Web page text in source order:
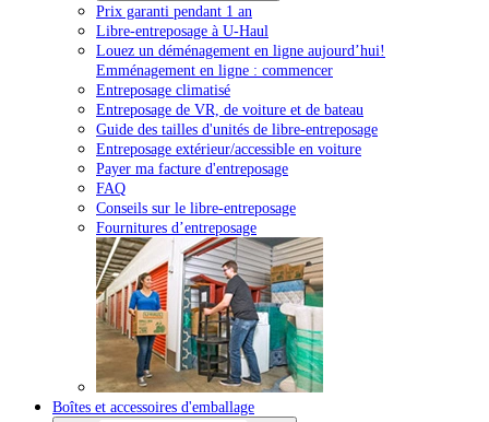
Prix garanti pendant 1 an
Libre-entreposage à U-Haul
Louez un déménagement en ligne aujourd’hui!
Emménagement en ligne : commencer
Entreposage climatisé
Entreposage de VR, de voiture et de bateau
Guide des tailles d'unités de libre-entreposage
Entreposage extérieur/accessible en voiture
Payer ma facture d'entreposage
FAQ
Conseils sur le libre-entreposage
Fournitures d’entreposage
Boîtes et accessoires d'emballage